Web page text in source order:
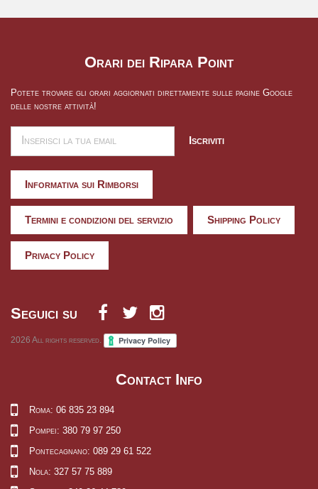
Orari dei Ripara Point
Potete trovare gli orari aggiornati direttamente sulle pagine Google
delle nostre attività!
Iscriviti
Informativa sui Rimborsi
Termini e condizioni del servizio Shipping Policy
Privacy Policy
Seguici su
2026 All rights reserved.
Contact Info
Roma: 06 835 23 894
Pompei: 380 79 97 250
Pontecagnano: 089 29 61 522
Nola: 327 57 75 889